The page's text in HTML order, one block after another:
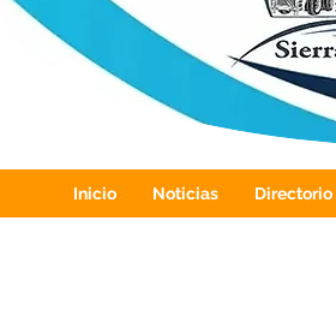
Inicio Noticias Directorio